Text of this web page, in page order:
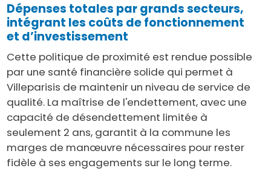
Dépenses totales par grands secteurs,
intégrant les coûts de fonctionnement
et d’investissement
Cette politique de proximité est rendue possible
par une santé financière solide qui permet à
Villeparisis de maintenir un niveau de service de
qualité. La maîtrise de l'endettement, avec une
capacité de désendettement limitée à
seulement 2 ans, garantit à la commune les
marges de manœuvre nécessaires pour rester
fidèle à ses engagements sur le long terme.